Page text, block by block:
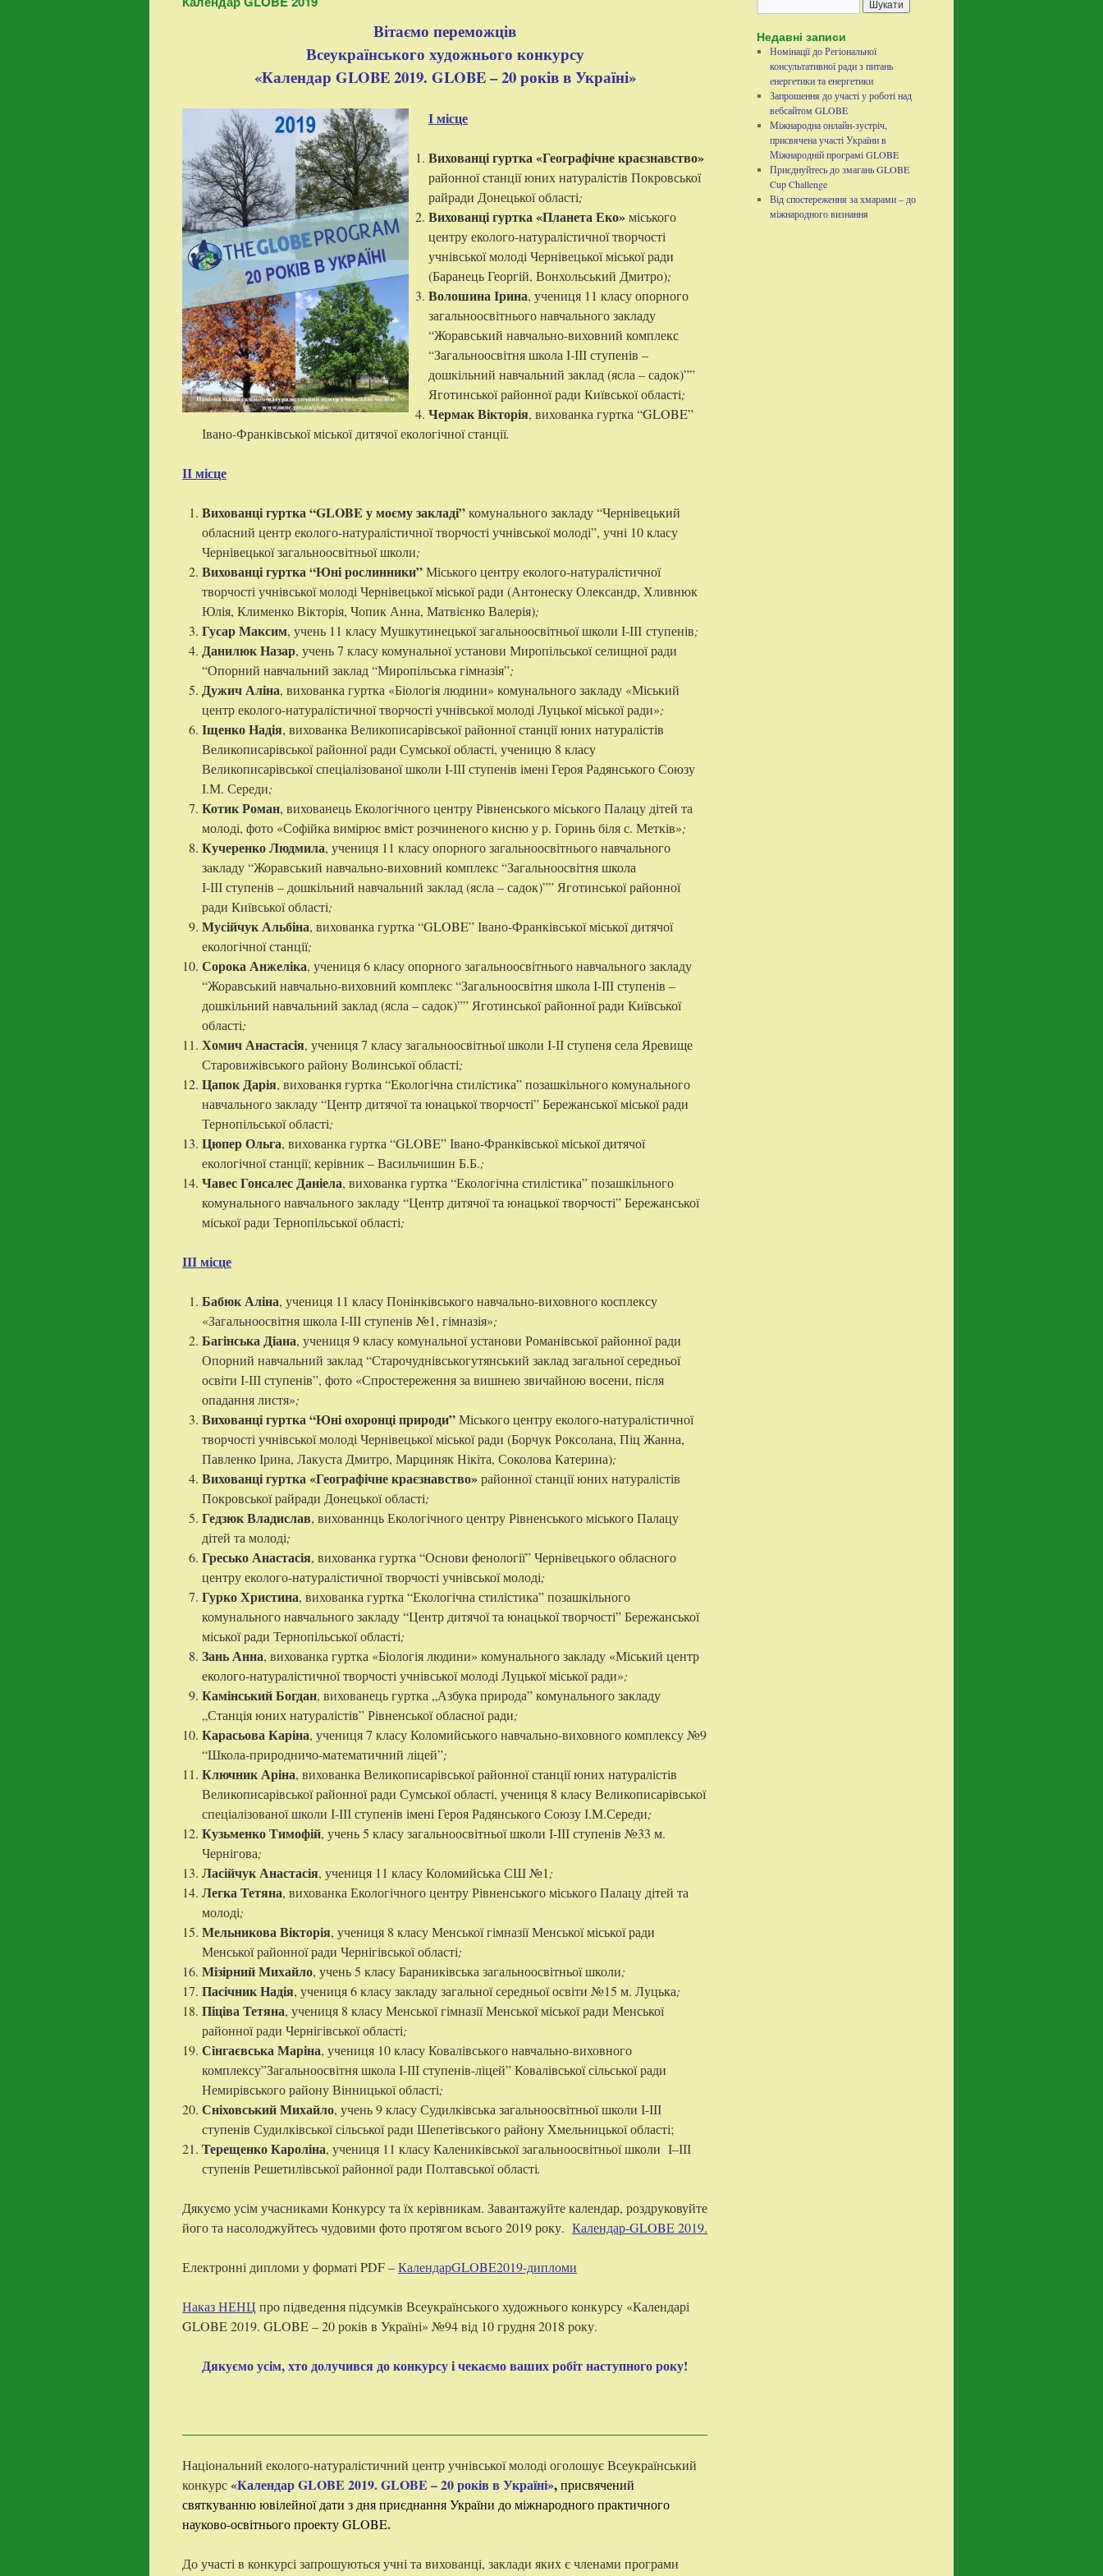
контенту
Вітаємо переможців
Всеукраїнського художнього конкурсу
«Календар GLOBE 2019. GLOBE – 20 років в Україні»
І місце
Вихованці гуртка «Географічне краєзнавство»
районної станції юних натуралістів Покровської
райради Донецької області;
Вихованці гуртка «Планета Еко»міського
центру еколого-натуралістичної творчості
учнівської молоді Чернівецької міської ради
(Баранець Георгій, Вонхольський Дмитро);
Волошина Ірина, учениця 11 класу опорного
загальноосвітнього навчального закладу
“Жоравський навчально-виховний комплекс
“Загальноосвітня школа І-ІІІ ступенів –
дошкільний навчальний заклад (ясла – садок)””
Яготинської районної ради Київської області;
Чермак Вікторія, вихованка гуртка “GLOBE”
Івано-Франківської міської дитячої екологічної станції.
ІІ місце
Вихованці гуртка “GLOBE у моєму закладі”комунального закладу “Чернівецький
обласний центр еколого-натуралістичної творчості учнівської молоді”, учні 10 класу
Чернівецької загальноосвітньої школи;
Вихованці гуртка “Юні рослинники”Міського центру еколого-натуралістичної
творчості учнівської молоді Чернівецької міської ради (Антонеску Олександр, Хливнюк
Юлія, Клименко Вікторія, Чопик Анна, Матвієнко Валерія);
Гусар Максим, учень 11 класу Мушкутинецької загальноосвітньої школи І-ІІІ ступенів;
Данилюк Назар, учень 7 класу комунальної установи Миропільської селищної ради
“Опорний навчальний заклад “Миропільська гімназія”;
Дужич Аліна, вихованка гуртка «Біологія людини» комунального закладу «Міський
центр еколого-натуралістичної творчості учнівської молоді Луцької міської ради»;
Іщенко Надія, вихованка Великописарівської районної станції юних натуралістів
Великописарівської районної ради Сумської області, ученицю 8 класу
Великописарівської спеціалізованої школи І-ІІІ ступенів імені Героя Радянського Союзу
І.М. Середи;
Котик Роман, вихованець Екологічного центру Рівненського міського Палацу дітей та
молоді, фото «Софійка вимірює вміст розчиненого кисню у р. Горинь біля с. Метків»;
Кучеренко Людмила, учениця 11 класу опорного загальноосвітнього навчального
закладу “Жоравський навчально-виховний комплекс “Загальноосвітня школа
І-ІІІ ступенів – дошкільний навчальний заклад (ясла – садок)”” Яготинської районної
ради Київської області;
Мусійчук Альбіна, вихованка гуртка “GLOBE” Івано-Франківської міської дитячої
екологічної станції;
Сорока Анжеліка, учениця 6 класу опорного загальноосвітнього навчального закладу
“Жоравський навчально-виховний комплекс “Загальноосвітня школа І-ІІІ ступенів –
дошкільний навчальний заклад (ясла – садок)”” Яготинської районної ради Київської
області;
Хомич Анастасія, учениця 7 класу загальноосвітньої школи І-ІІ ступеня села Яревище
Старовижівського району Волинської області;
Цапок Дарія, вихованкя гуртка “Екологічна стилістика” позашкільного комунального
навчального закладу “Центр дитячої та юнацької творчості” Бережанської міської ради
Тернопільської області;
Цюпер Ольга, вихованка гуртка “GLOBE” Івано-Франківської міської дитячої
екологічної станції; керівник – Васильчишин Б.Б.;
Чавес Гонсалес Даніела, вихованка гуртка “Екологічна стилістика” позашкільного
комунального навчального закладу “Центр дитячої та юнацької творчості” Бережанської
міської ради Тернопільської області;
ІІІ місце
Бабюк Аліна, учениця 11 класу Понінківського навчально-виховного косплексу
«Загальноосвітня школа І-ІІІ ступенів №1, гімназія»;
Багінська Діана, учениця 9 класу комунальної установи Романівської районної ради
Опорний навчальний заклад “Старочуднівськогутянський заклад загальної середньої
освіти І-ІІІ ступенів”, фото «Спростереження за вишнею звичайною восени, після
опадання листя»;
Вихованці гуртка “Юні охоронці природи”Міського центру еколого-натуралістичної
творчості учнівської молоді Чернівецької міської ради (Борчук Роксолана, Піц Жанна,
Павленко Ірина, Лакуста Дмитро, Марциняк Нікіта, Соколова Катерина);
Вихованці гуртка «Географічне краєзнавство»районної станції юних натуралістів
Покровської райради Донецької області;
Гедзюк Владислав, вихованнць Екологічного центру Рівненського міського Палацу
дітей та молоді;
Гресько Анастасія, вихованка гуртка “Основи фенології” Чернівецького обласного
центру еколого-натуралістичної творчості учнівської молоді;
Гурко Христина, вихованка гуртка “Екологічна стилістика” позашкільного
комунального навчального закладу “Центр дитячої та юнацької творчості” Бережанської
міської ради Тернопільської області;
Зань Анна, вихованка гуртка «Біологія людини» комунального закладу «Міський центр
еколого-натуралістичної творчості учнівської молоді Луцької міської ради»;
Камінський Богдан, вихованець гуртка „Азбука природа” комунального закладу
„Станція юних натуралістів” Рівненської обласної ради;
Карасьова Каріна, учениця 7 класу Коломийського навчально-виховного комплексу №9
“Школа-природничо-математичний ліцей”;
Ключник Аріна, вихованка Великописарівської районної станції юних натуралістів
Великописарівської районної ради Сумської області, учениця 8 класу Великописарівської
спеціалізованої школи І-ІІІ ступенів імені Героя Радянського Союзу І.М.Середи;
Кузьменко Тимофій, учень 5 класу загальноосвітньої школи І-ІІІ ступенів №33 м.
Чернігова;
Ласійчук Анастасія, учениця 11 класу Коломийська СШ №1;
Легка Тетяна, вихованка Екологічного центру Рівненського міського Палацу дітей та
молоді;
Мельникова Вікторія, учениця 8 класу Менської гімназії Менської міської ради
Менської районної ради Чернігівської області;
Мізірний Михайло, учень 5 класу Бараниківська загальноосвітньої школи;
Пасічник Надія, учениця 6 класу закладу загальної середньої освіти №15 м. Луцька;
Піціва Тетяна, учениця 8 класу Менської гімназії Менської міської ради Менської
районної ради Чернігівської області;
Сінгаєвська Маріна, учениця 10 класу Ковалівського навчально-виховного
комплексу”Загальноосвітня школа І-ІІІ ступенів-ліцей” Ковалівської сільської ради
Немирівського району Вінницької області;
Сніховський Михайло, учень 9 класу Судилківська загальноосвітньої школи І-ІІІ
ступенів Судилківської сільської ради Шепетівського району Хмельницької області;
Терещенко Кароліна, учениця 11 класу Калениківської загальноосвітньої школи І–ІІІ
ступенів Решетилівської районної ради Полтавської області.
Дякуємо усім учасниками Конкурсу та їх керівникам. Завантажуйте календар, роздруковуйте
його та насолоджуйтесь чудовими фото протягом всього 2019 року. Календар-GLOBE 2019.
Електронні дипломи у форматі PDF –КалендарGLOBE2019-дипломи
Наказ НЕНЦ про підведення підсумків Всеукраїнського художнього конкурсу «Календарі
GLOBE 2019. GLOBE – 20 років в Україні» №94 від 10 грудня 2018 року.
Дякуємо усім, хто долучився до конкурсу і чекаємо ваших робіт наступного року!
Національний еколого-натуралістичний центр учнівської молоді оголошує Всеукраїнський
конкурс«Календар GLOBE 2019. GLOBE – 20 років в Україні»,присвячений
святкуванню ювілейної дати з дня приєднання України до міжнародного практичного
науково-освітнього проекту GLOBE.
До участі в конкурсі запрошуються учні та вихованці, заклади яких є членами програми
Недавні записи
Номінації до Регіональної
консультативної ради з питань
енергетики та енергетики
Запрошення до участі у роботі над
вебсайтом GLOBE
Міжнародна онлайн-зустріч,
присвячена участі України в
Міжнародній програмі GLOBE
Приєднуйтесь до змагань GLOBE
Cup Challenge
Від спостереження за хмарами – до
міжнародного визнання